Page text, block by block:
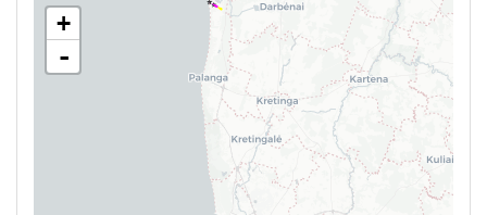
+
-